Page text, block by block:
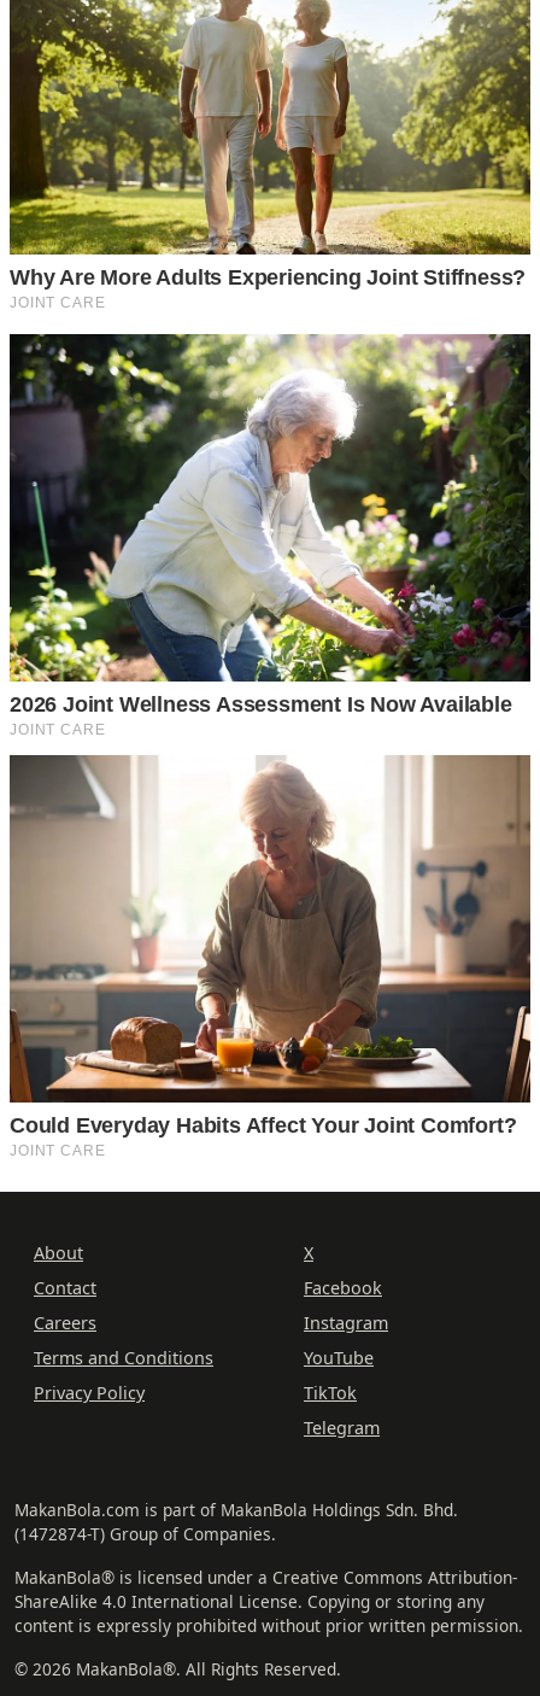
About
Contact
Careers
Terms and Conditions
Privacy Policy
X
Facebook
Instagram
YouTube
TikTok
Telegram
MakanBola.com is part of MakanBola Holdings Sdn. Bhd.
(1472874-T) Group of Companies.
MakanBola® is licensed under a Creative Commons Attribution-
ShareAlike 4.0 International License. Copying or storing any
content is expressly prohibited without prior written permission.
© 2026 MakanBola®. All Rights Reserved.